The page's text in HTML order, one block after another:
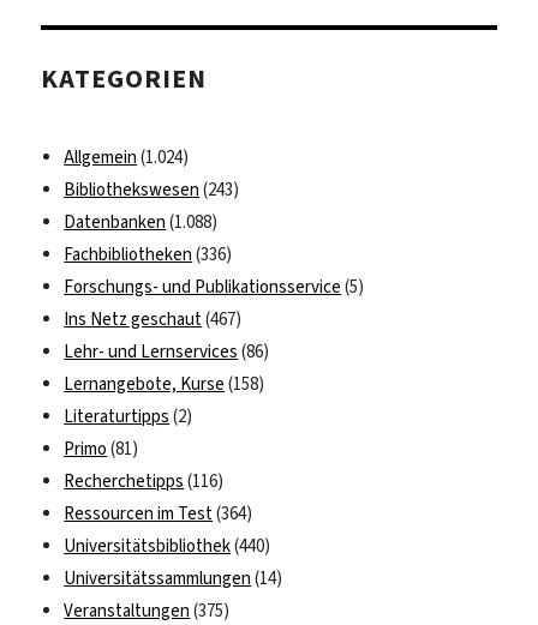
KATEGORIEN
Allgemein (1.024)
Bibliothekswesen (243)
Datenbanken (1.088)
Fachbibliotheken (336)
Forschungs- und Publikationsservice (5)
Ins Netz geschaut(467)
Lehr- und Lernservices (86)
Lernangebote, Kurse (158)
Literaturtipps (2)
Primo (81)
Recherchetipps (116)
Ressourcen im Test(364)
Universitätsbibliothek(440)
Universitätssammlungen (14)
Veranstaltungen (375)